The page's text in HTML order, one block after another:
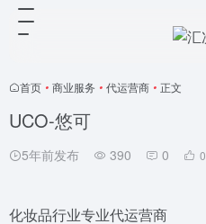
首页 • 商业服务 • 代运营商 • 正文
UCO-悠可
5年前发布 390 0 0
化妆品行业专业代运营商